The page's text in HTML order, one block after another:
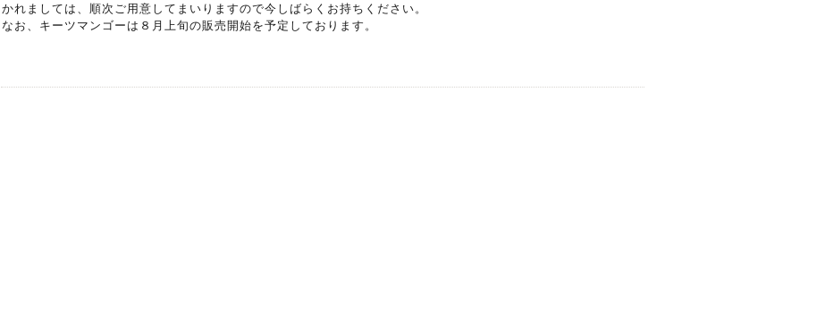
かれましては、順次ご用意してまいりますので今しばらくお持ちください。
なお、キーツマンゴーは８月上旬の販売開始を予定しております。